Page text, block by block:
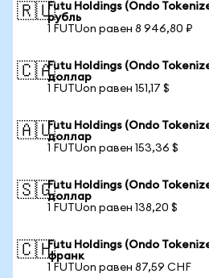
🇷🇺Futu Holdings (Ondo
рубль
1 FUTUon равен 8 946,80 ₽
🇨🇦Futu Holdings (Ondo
доллар
1 FUTUon равен 151,17 $
🇦🇺Futu Holdings (Ondo
доллар
1 FUTUon равен 153,36 $
🇸🇬Futu Holdings (Ondo
доллар
1 FUTUon равен 138,20 $
🇨🇭Futu Holdings (Ondo
франк
1 FUTUon равен 87,59 CHF